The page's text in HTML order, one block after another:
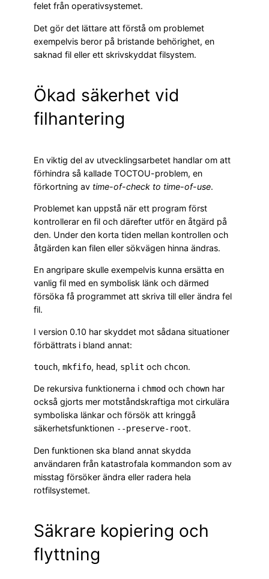
felet från operativsystemet.
Det gör det lättare att förstå om problemet
exempelvis beror på bristande behörighet, en
saknad fil eller ett skrivskyddat filsystem.
Ökad säkerhet vid
filhantering
En viktig del av utvecklingsarbetet handlar om att
förhindra så kallade TOCTOU-problem, en
förkortning av time-of-check to time-of-use.
Problemet kan uppstå när ett program först
kontrollerar en fil och därefter utför en åtgärd på
den. Under den korta tiden mellan kontrollen och
åtgärden kan filen eller sökvägen hinna ändras.
En angripare skulle exempelvis kunna ersätta en
vanlig fil med en symbolisk länk och därmed
försöka få programmet att skriva till eller ändra fel
fil.
I version 0.10 har skyddet mot sådana situationer
förbättrats i bland annat:
touch, mkfifo, head, split och chcon.
De rekursiva funktionerna i chmod och chown har
också gjorts mer motståndskraftiga mot cirkulära
symboliska länkar och försök att kringgå
säkerhetsfunktionen --preserve-root.
Den funktionen ska bland annat skydda
användaren från katastrofala kommandon som av
misstag försöker ändra eller radera hela
rotfilsystemet.
Säkrare kopiering och
flyttning